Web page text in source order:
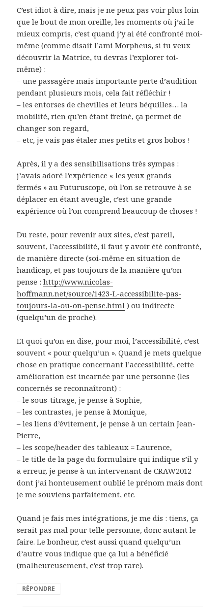
C’est idiot à dire, mais je ne peux pas voir plus loin
que le bout de mon oreille, les moments où j’ai le
mieux compris, c’est quand j’y ai été confronté moi-
même (comme disait l’ami Morpheus, si tu veux
découvrir la Matrice, tu devras l’explorer toi-
même) :
– une passagère mais importante perte d’audition
pendant plusieurs mois, cela fait réfléchir !
– les entorses de chevilles et leurs béquilles… la
mobilité, rien qu’en étant freiné, ça permet de
changer son regard,
– etc, je vais pas étaler mes petits et gros bobos !
Après, il y a des sensibilisations très sympas :
j’avais adoré l’expérience « les yeux grands
fermés » au Futuruscope, où l’on se retrouve à se
déplacer en étant aveugle, c’est une grande
expérience où l’on comprend beaucoup de choses !
Du reste, pour revenir aux sites, c’est pareil,
souvent, l’accessibilité, il faut y avoir été confronté,
de manière directe (soi-même en situation de
handicap, et pas toujours de la manière qu’on
pense :http://www.nicolas-
hoffmann.net/source/1423-L-accessibilite-pas-
toujours-la-ou-on-pense.html ) ou indirecte
(quelqu’un de proche).
Et quoi qu’on en dise, pour moi, l’accessibilité, c’est
souvent « pour quelqu’un ». Quand je mets quelque
chose en pratique concernant l’accessibilité, cette
amélioration est incarnée par une personne (les
concernés se reconnaîtront) :
– le sous-titrage, je pense à Sophie,
– les contrastes, je pense à Monique,
– les liens d’évitement, je pense à un certain Jean-
Pierre,
– les scope/header des tableaux = Laurence,
– le title de la page du formulaire qui indique s’il y
a erreur, je pense à un intervenant de CRAW2012
dont j’ai honteusement oublié le prénom mais dont
je me souviens parfaitement, etc.
Quand je fais mes intégrations, je me dis : tiens, ça
serait pas mal pour telle personne, donc autant le
faire. Le bonheur, c’est aussi quand quelqu’un
d’autre vous indique que ça lui a bénéficié
(malheureusement, c’est trop rare).
RÉPONDRE